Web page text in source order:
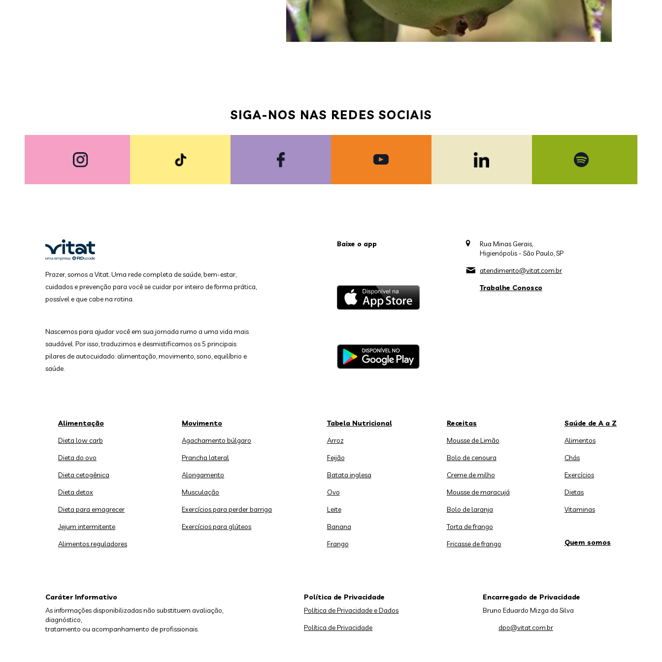
SIGA-NOS NAS REDES SOCIAIS
Prazer, somos a Vitat. Uma rede completa de saúde, bem-estar,
cuidados e prevenção para você se cuidar por inteiro de forma prática,
possível e que cabe na rotina.
Nascemos para ajudar você em sua jornada rumo a uma vida mais
saudável. Por isso, traduzimos e desmistificamos os 5 principais
pilares de autocuidado: alimentação, movimento, sono, equilíbrio e
saúde.
Baixe o app
Rua Minas Gerais,
Higienópolis - São Paulo, SP
atendimento@vitat.com.br
Trabalhe Conosco
Alimentação
Dieta low carb
Dieta do ovo
Dieta cetogênica
Dieta detox
Dieta para emagrecer
Jejum intermitente
Alimentos reguladores
Movimento
Agachamento búlgaro
Prancha lateral
Alongamento
Musculação
Exercícios para perder barriga
Exercícios para glúteos
Tabela Nutricional
Arroz
Feijão
Batata inglesa
Ovo
Leite
Banana
Frango
Receitas
Mousse de Limão
Bolo de cenoura
Creme de milho
Mousse de maracujá
Bolo de laranja
Torta de frango
Fricasse de frango
Saúde de A a Z
Alimentos
Chás
Exercícios
Dietas
Vitaminas
Quem somos
Caráter Informativo
As informações disponibilizadas não substituem avaliação,
diagnóstico,
tratamento ou acompanhamento de profissionais.
Política de Privacidade
Política de Privacidade e Dados
Política de Privacidade
Encarregado de Privacidade
Bruno Eduardo Mizga da Silva
dpo@vitat.com.br